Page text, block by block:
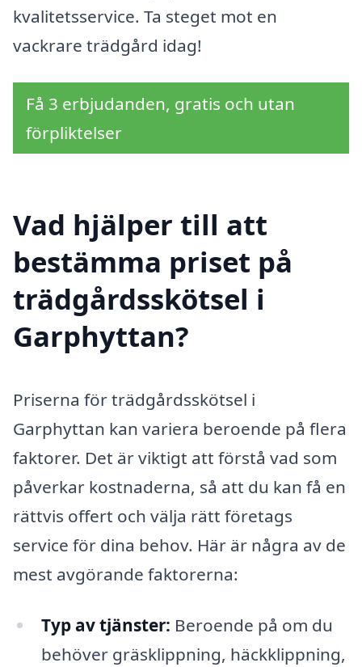
kvalitetsservice. Ta steget mot en
vackrare trädgård idag!
Få 3 erbjudanden, gratis och utan
förpliktelser
Vad hjälper till att
bestämma priset på
trädgårdsskötsel i
Garphyttan?
Priserna för trädgårdsskötsel i
Garphyttan kan variera beroende på flera
faktorer. Det är viktigt att förstå vad som
påverkar kostnaderna, så att du kan få en
rättvis offert och välja rätt företags
service för dina behov. Här är några av de
mest avgörande faktorerna:
Typ av tjänster: Beroende på om du
behöver gräsklippning, häckklippning,